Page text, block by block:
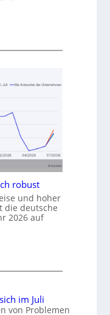
robust
und hoher
die deutsche
2026 auf
im Juli
von Problemen